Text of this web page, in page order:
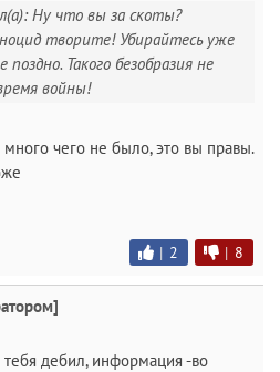
Ну что вы за скоты?
творите! Убирайтесь уже
Такого безобразия не
войны!
чего не было, это вы правы.
| 2 | 8
дебил, информация -во